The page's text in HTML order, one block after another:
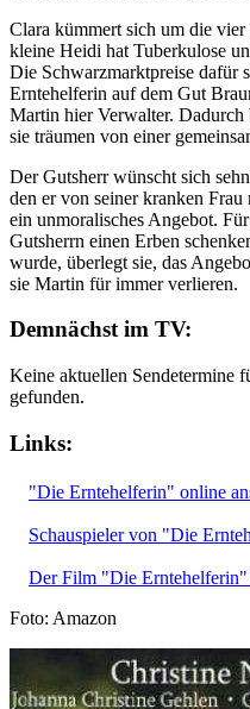
Clara kümmert sich um die
kleine Heidi hat Tuberkulose
Die Schwarzmarktpreise dafür
Erntehelferin auf dem Gut
Martin hier Verwalter.
sie träumen von einer
Der Gutsherr wünscht sich
den er von seiner kranken
ein unmoralisches Angebot.
Gutsherrn einen Erben
wurde, überlegt sie, das
sie Martin für immer verlieren.
Demnächst im TV:
Keine aktuellen Sendetermine
gefunden.
Links:
"Die Erntehelferin" online
Schauspieler von "Die
Der Film "Die
Foto: Amazon